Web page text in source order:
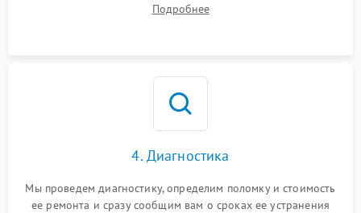
Подробнее
4. Диагностика
Мы проведем диагностику, определим поломку и стоимость
ее ремонта и сразу сообщим вам о сроках ее устранения